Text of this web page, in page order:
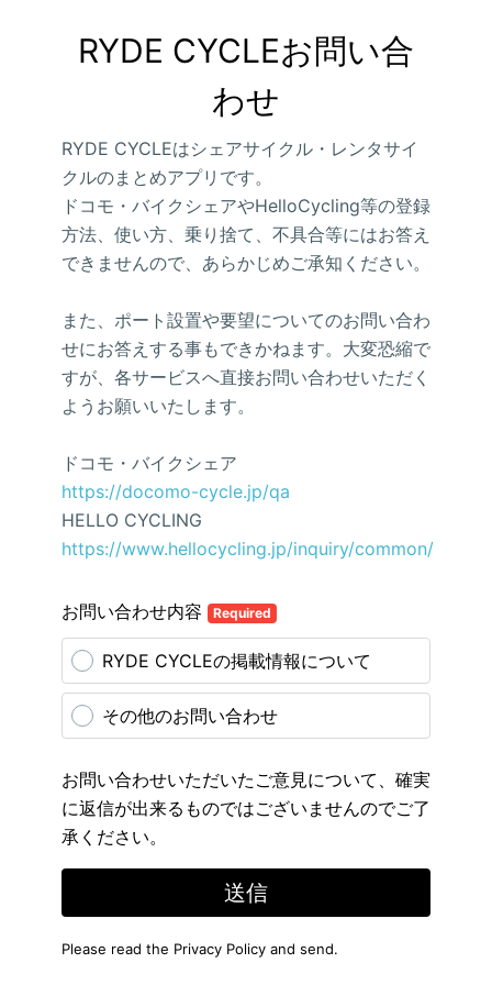
RYDE CYCLEお問い合
わせ
RYDE CYCLEはシェアサイクル・レンタサイ
クルのまとめアプリです。
ドコモ・バイクシェアやHelloCycling等の登録
方法、使い方、乗り捨て、不具合等にはお答え
できませんので、あらかじめご承知ください。
また、ポート設置や要望についてのお問い合わ
せにお答えする事もできかねます。大変恐縮で
すが、各サービスへ直接お問い合わせいただく
ようお願いいたします。
ドコモ・バイクシェア
https://docomo-cycle.jp/qa
HELLO CYCLING
https://www.hellocycling.jp/inquiry/common/
お問い合わせ内容 Required
RYDE CYCLEの掲載情報について
その他のお問い合わせ
お問い合わせいただいたご意見について、確実
に返信が出来るものではございませんのでご了
承ください。
送信
Please read the Privacy Policy and send.